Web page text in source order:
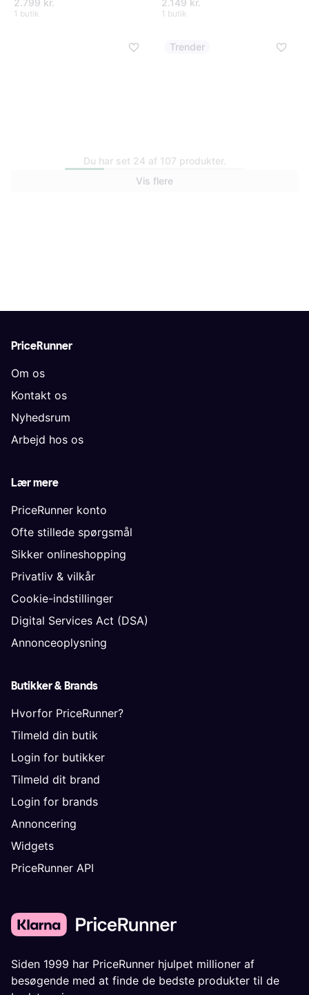
1 butik 1 butik
Trender
Du har set 24 af 107 produkter.
Vis flere
PriceRunner
Om os
Kontakt os
Nyhedsrum
Arbejd hos os
Lær mere
PriceRunner konto
Ofte stillede spørgsmål
Sikker onlineshopping
Privatliv & vilkår
Cookie-indstillinger
Digital Services Act (DSA)
Annonceoplysning
Butikker & Brands
Hvorfor PriceRunner?
Tilmeld din butik
Login for butikker
Tilmeld dit brand
Login for brands
Annoncering
Widgets
PriceRunner API
Siden 1999 har PriceRunner hjulpet millioner af
besøgende med at finde de bedste produkter til de